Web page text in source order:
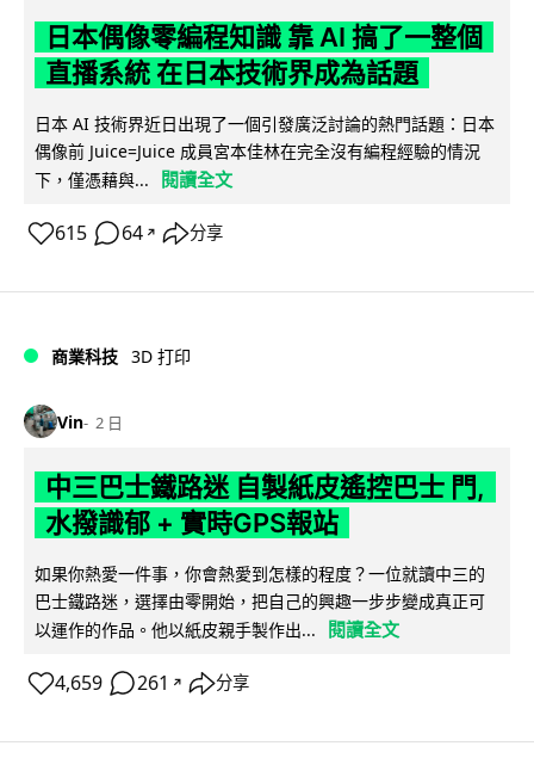
日本偶像零編程知識 靠 AI 搞了一整個
直播系統 在日本技術界成為話題
日本 AI 技術界近日出現了一個引發廣泛討論的熱門話題：日本
偶像前 Juice=Juice 成員宮本佳林在完全沒有編程經驗的情況
下，僅憑藉與...
閱讀全文
615 64 ↗ 分享
商業科技 3D 打印
Vin 2 日
中三巴士鐵路迷 自製紙皮遙控巴士 門,
水撥識郁 + 實時GPS報站
如果你熱愛一件事，你會熱愛到怎樣的程度？一位就讀中三的
巴士鐵路迷，選擇由零開始，把自己的興趣一步步變成真正可
以運作的作品。他以紙皮親手製作出...
閱讀全文
4,659 261 ↗ 分享